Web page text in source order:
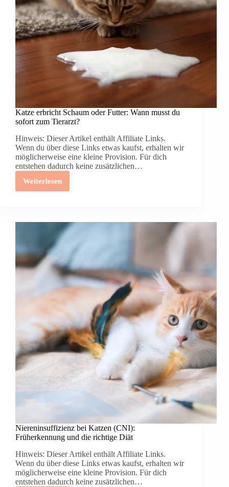
Katze erbricht Schaum oder Futter: Wann musst du
sofort zum Tierarzt?
Hinweis: Dieser Artikel enthält Affiliate Links.
Wenn du über diese Links etwas kaufst, erhalten wir
möglicherweise eine kleine Provision. Für dich
entstehen dadurch keine zusätzlichen…
Weiterlesen
Katze
erbricht
musst
sofort
zum
Tierarzt?
Niereninsuffizienz bei Katzen (CNI):
Früherkennung und die richtige Diät
Hinweis: Dieser Artikel enthält Affiliate Links.
Wenn du über diese Links etwas kaufst, erhalten wir
möglicherweise eine kleine Provision. Für dich
entstehen dadurch keine zusätzlichen…